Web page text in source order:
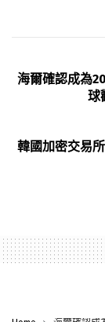
海爾確認成為
球
韓國加密交易